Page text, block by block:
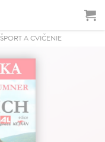
ŠPORT A CVIČENIE